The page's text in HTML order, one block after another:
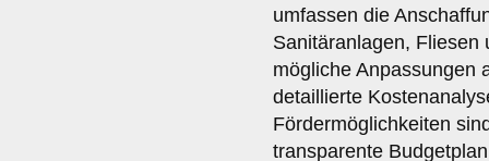
umfassen die
Sanitäranlagen, Fliesen
mögliche Anpassungen
detaillierte
Fördermöglichkeiten
transparente